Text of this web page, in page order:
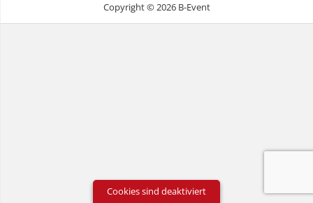
Copyright © 2026 B-Event
Cookies sind deaktiviert